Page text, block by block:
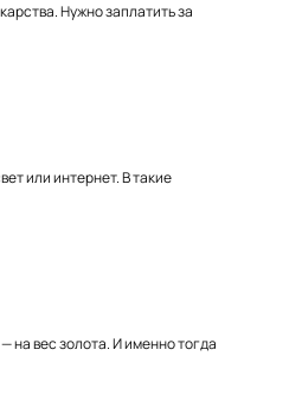
Нужно заплатить за
или интернет. В такие
на вес золота. И именно тогда